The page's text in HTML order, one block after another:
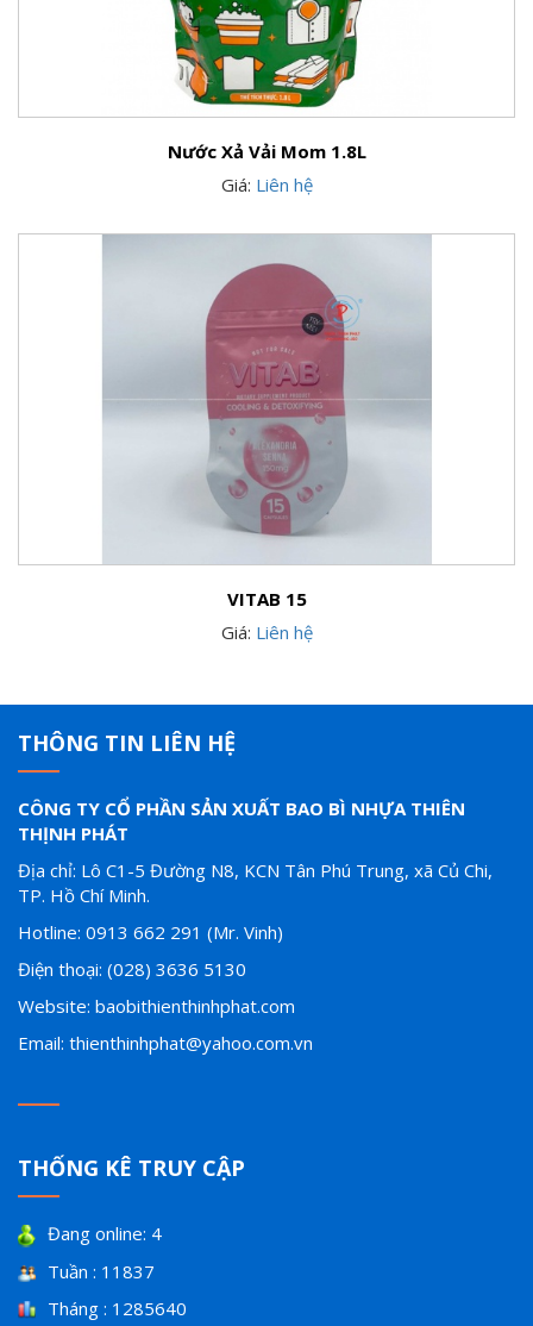
Nước Xả Vải Mom 1.8L
Giá: Liên hệ
VITAB 15
Giá: Liên hệ
THÔNG TIN LIÊN HỆ
CÔNG TY CỔ PHẦN SẢN XUẤT BAO BÌ NHỰA THIÊN
THỊNH PHÁT
Địa chỉ: Lô C1-5 Đường N8, KCN Tân Phú Trung, xã Củ Chi,
TP. Hồ Chí Minh.
Hotline: 0913 662 291 (Mr. Vinh)
Điện thoại: (028) 3636 5130
Website: baobithienthinhphat.com
Email: thienthinhphat@yahoo.com.vn
THỐNG KÊ TRUY CẬP
Đang online: 4
Tuần : 11837
Tháng : 1285640